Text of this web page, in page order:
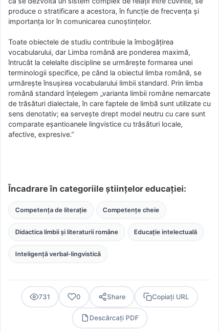
produce o stratificare a acestora, în funcție de frecvența și
importanța lor în comunicarea cunoștințelor.
Toate obiectele de studiu contribuie la îmbogățirea
vocabularului, dar Limba română are ponderea maximă,
întrucât la celelalte discipline se urmărește formarea unei
terminologii specifice, pe când la obiectul limba română, se
urmărește însușirea vocabularului limbii standard. Prin limba
română standard înțelegem „varianta limbii române nemarcate
de trăsături dialectale, în care faptele de limbă sunt utilizate cu
sens denotativ; ea servește drept model neutru cu care sunt
comparate eșantioanele lingvistice cu trăsături locale,
afective, expresive.”
Încadrare în categoriile științelor educației:
Competența de literație Competențe cheie
Didactica limbii și literaturii române Educație intelectuală
Inteligență verbal-lingvistică
731 0 Share Copiați URL
Descărcați PDF